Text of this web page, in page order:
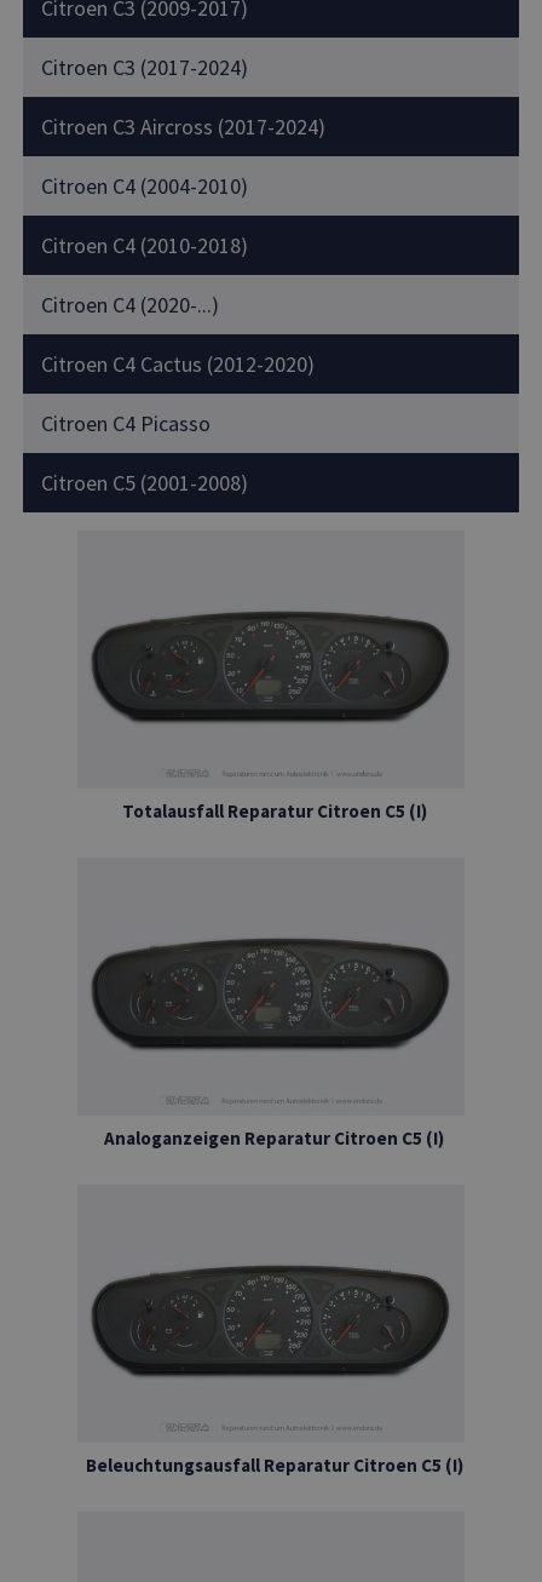
Citroen C3 (2009-2017)
Citroen C3 (2017-2024)
Citroen C3 Aircross (2017-2024)
Citroen C4 (2004-2010)
Citroen C4 (2010-2018)
Citroen C4 (2020-...)
Citroen C4 Cactus (2012-2020)
Citroen C4 Picasso
Citroen C5 (2001-2008)
Totalausfall Reparatur Citroen C5 (I)
Analoganzeigen Reparatur Citroen C5 (I)
Beleuchtungsausfall Reparatur Citroen C5 (I)